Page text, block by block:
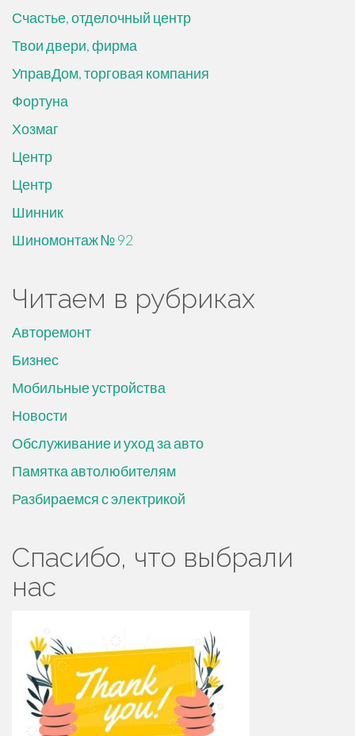
Счастье, отделочный центр
Твои двери, фирма
УправДом, торговая компания
Фортуна
Хозмаг
Центр
Центр
Шинник
Шиномонтаж № 92
Читаем в рубриках
Авторемонт
Бизнес
Мобильные устройства
Новости
Обслуживание и уход за авто
Памятка автолюбителям
Разбираемся с электрикой
Спасибо, что выбрали
нас